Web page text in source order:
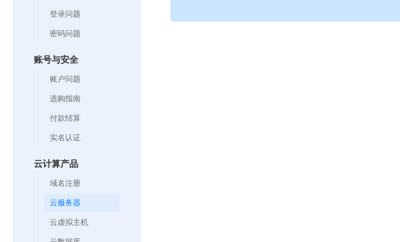
登录问题
密码问题
账号与安全
账户问题
选购指南
付款结算
实名认证
云计算产品
域名注册
云服务器
云虚拟主机